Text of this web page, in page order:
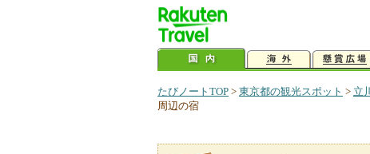
たびノートTOP > 東京都の観光スポット > 立
周辺の宿